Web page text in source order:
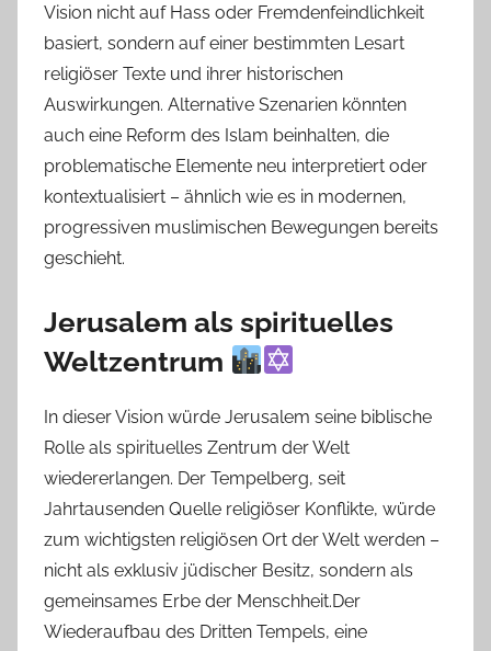
Vision nicht auf Hass oder Fremdenfeindlichkeit
basiert, sondern auf einer bestimmten Lesart
religiöser Texte und ihrer historischen
Auswirkungen. Alternative Szenarien könnten
auch eine Reform des Islam beinhalten, die
problematische Elemente neu interpretiert oder
kontextualisiert – ähnlich wie es in modernen,
progressiven muslimischen Bewegungen bereits
geschieht.
Jerusalem als spirituelles
Weltzentrum
In dieser Vision würde Jerusalem seine biblische
Rolle als spirituelles Zentrum der Welt
wiedererlangen. Der Tempelberg, seit
Jahrtausenden Quelle religiöser Konflikte, würde
zum wichtigsten religiösen Ort der Welt werden –
nicht als exklusiv jüdischer Besitz, sondern als
gemeinsames Erbe der Menschheit.Der
Wiederaufbau des Dritten Tempels, eine